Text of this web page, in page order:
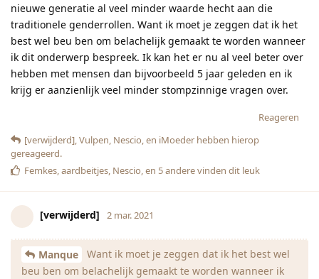
nieuwe generatie al veel minder waarde hecht aan die
traditionele genderrollen. Want ik moet je zeggen dat ik het
best wel beu ben om belachelijk gemaakt te worden wanneer
ik dit onderwerp bespreek. Ik kan het er nu al veel beter over
hebben met mensen dan bijvoorbeeld 5 jaar geleden en ik
krijg er aanzienlijk veel minder stompzinnige vragen over.
Reageren
[verwijderd] Vulpen Nescio , en iMoeder hebben hierop
gereageerd.
Femkes aardbeitjes Nescio , en 5anderevinden dit leuk
[verwijderd] 2 mar. 2021
Manque
Want ik moet je zeggen dat ik het best wel
beu ben om belachelijk gemaakt te worden wanneer ik